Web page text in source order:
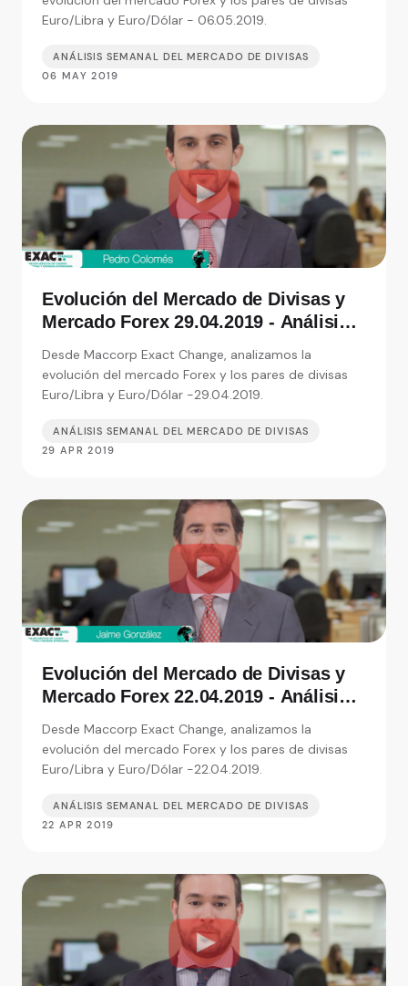
Euro/Libra y Euro/Dólar - 06.05.2019.
ANÁLISIS SEMANAL DEL MERCADO DE DIVISAS
06 MAY 2019
Evolución del Mercado de Divisas y
Mercado Forex 29.04.2019 - Análisis
de moneda
Desde Maccorp Exact Change, analizamos la
evolución del mercado Forex y los pares de divisas
Euro/Libra y Euro/Dólar -29.04.2019.
ANÁLISIS SEMANAL DEL MERCADO DE DIVISAS
29 APR 2019
Evolución del Mercado de Divisas y
Mercado Forex 22.04.2019 - Análisis
de moneda
Desde Maccorp Exact Change, analizamos la
evolución del mercado Forex y los pares de divisas
Euro/Libra y Euro/Dólar -22.04.2019.
ANÁLISIS SEMANAL DEL MERCADO DE DIVISAS
22 APR 2019